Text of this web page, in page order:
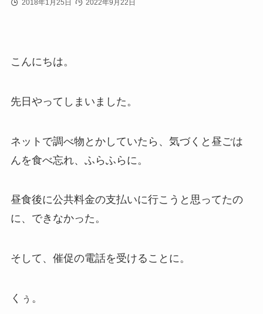
2018年1月25日 2022年9月22日
こんにちは。
先日やってしまいました。
ネットで調べ物とかしていたら、気づくと昼ごは
んを食べ忘れ、ふらふらに。
昼食後に公共料金の支払いに行こうと思ってたの
に、できなかった。
そして、催促の電話を受けることに。
くぅ。